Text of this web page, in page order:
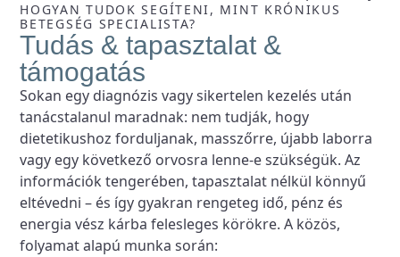
HOGYAN TUDOK SEGÍTENI, MINT KRÓNIKUS
BETEGSÉG SPECIALISTA?
Tudás & tapasztalat &
támogatás
Sokan egy diagnózis vagy sikertelen kezelés után
tanácstalanul maradnak: nem tudják, hogy
dietetikushoz forduljanak, masszőrre, újabb laborra
vagy egy következő orvosra lenne-e szükségük. Az
információk tengerében, tapasztalat nélkül könnyű
eltévedni – és így gyakran rengeteg idő, pénz és
energia vész kárba felesleges körökre. A közös,
folyamat alapú munka során: